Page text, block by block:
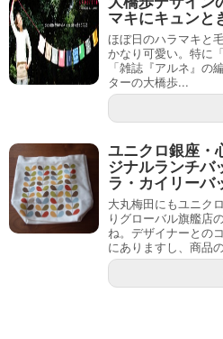
マキにキュン
ほぼ日のハラマキと
かなり可愛い。特に
「雑誌『アルネ』の
ターの大橋歩...
ユニクロ銀座・
ジナルランチバ
ラ・カイリーバ
大丸梅田にもユニク
りグローバル旗艦店
ね。デザイナーとの
にありますし、商品